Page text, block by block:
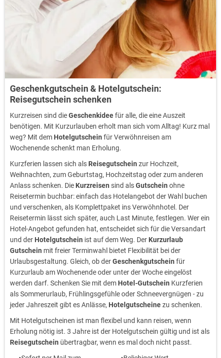
Geschenkgutschein & Hotelgutschein:
Reisegutschein schenken
Kurzreisen sind dieGeschenkideefür alle, die eine Auszeit
benötigen. Mit Kurzurlauben erholt man sich vom Alltag! Kurz mal
weg? Mit dem Hotelgutschein für Verwöhnreisen am
Wochenende schenkt man Erholung.
Kurzferien lassen sich als Reisegutschein zur Hochzeit,
Weihnachten, zum Geburtstag, Hochzeitstag oder zum anderen
Anlass schenken. Die Kurzreisen sind alsGutschein ohne
Reisetermin buchbar: einfach das Hotelangebot der Wahl buchen
und verschenken, als Komplettpaket ins Verwöhnhotel. Der
Reisetermin lässt sich später, auch Last Minute, festlegen. Wer ein
Hotel-Angebot gefunden hat, entscheidet sich für die Versandart
und der Hotelgutschein ist auf dem Weg. Der Kurzurlaub
Gutschein mit freier Terminwahl bietet Flexibilität bei der
Urlaubsgestaltung. Gleich, ob derGeschenkgutschein für
Kurzurlaub am Wochenende oder unter der Woche eingelöst
werden darf. Schenken Sie mit dem Hotel-Gutschein Kurzferien
als Sommerurlaub, Frühlingsgefühle oder Schneevergnügen - zu
jeder Jahreszeit gibt es Anlässe, Hotelgutscheinezu schenken.
Mit Hotelgutscheinen ist man flexibel und kann reisen, wenn
Erholung nötig ist. 3 Jahre ist der Hotelgutschein gültig und ist als
Reisegutschein übertragbar, wenn es mal doch nicht passt.